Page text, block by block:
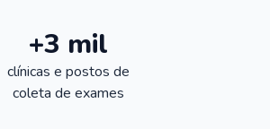
+3 mil
clínicas e postos de
coleta de exames